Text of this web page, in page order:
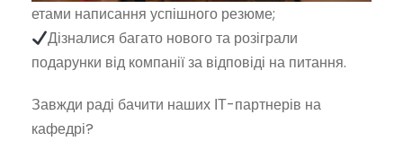
етами написання успішного резюме;
Дізналися багато нового та розіграли
подарунки від компанії за відповіді на питання.
Завжди раді бачити наших ІТ-партнерів на
кафедрі?